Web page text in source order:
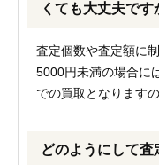
くても大丈夫です
査定個数や査定額に
5000円未満の場合に
での買取となります
どのようにして査